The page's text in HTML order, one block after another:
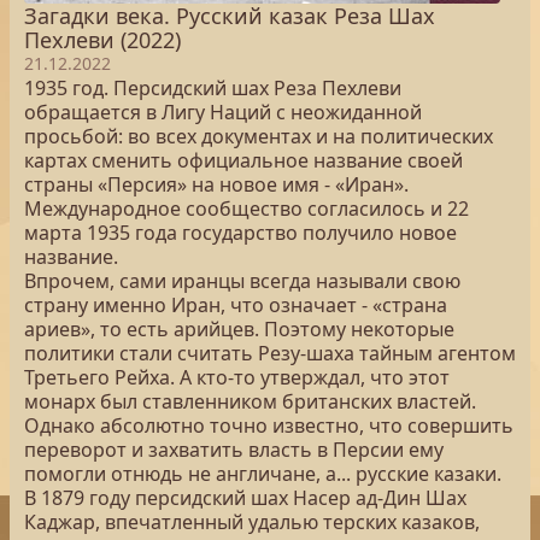
Загадки века. Русский казак Реза Шах
Пехлеви (2022)
21.12.2022
1935 год. Персидский шах Реза Пехлеви
обращается в Лигу Наций с неожиданной
просьбой: во всех документах и на политических
картах сменить официальное название своей
страны «Персия» на новое имя - «Иран».
Международное сообщество согласилось и 22
марта 1935 года государство получило новое
название.
Впрочем, сами иранцы всегда называли свою
страну именно Иран, что означает - «страна
ариев», то есть арийцев. Поэтому некоторые
политики стали считать Резу-шаха тайным агентом
Третьего Рейха. А кто-то утверждал, что этот
монарх был ставленником британских властей.
Однако абсолютно точно известно, что совершить
переворот и захватить власть в Персии ему
помогли отнюдь не англичане, а... русские казаки.
В 1879 году персидский шах Насер ад-Дин Шах
Каджар, впечатленный удалью терских казаков,